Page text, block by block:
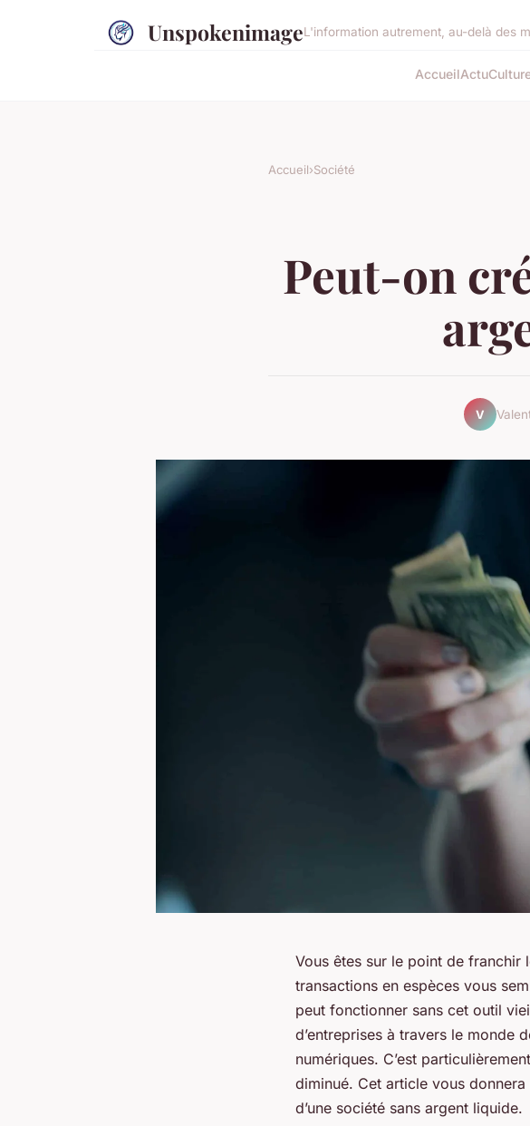
UnspokenimageL'information autrement, au-delà des
AccueilActu
Accueil›Société
Peut-on
V
Vous êtes sur le point de franchir
transactions en espèces vous
peut fonctionner sans cet outil
d’entreprises à travers le monde
numériques. C’est
diminué. Cet article vous
d’une société sans argent liquide.